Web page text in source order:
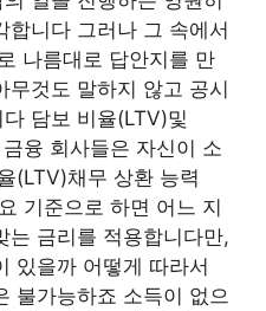
합니다 그러나 그 속에서
나름대로 답안지를 만
무것도 말하지 않고 공시
담보 비율(LTV)및
융 회사들은 자신이 소
(LTV)채무 상환 능력
기준으로 하면 어느 지
는 금리를 적용합니다만,
있을까 어떻게 따라서
불가능하죠 소득이 없으